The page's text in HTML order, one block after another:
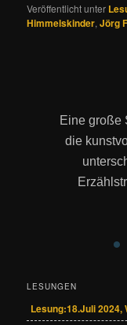
Veröffentlicht unter
Himmelskinder,Jörg
Eine große
die
LESUNGEN
Lesung:18.Juli 2024,